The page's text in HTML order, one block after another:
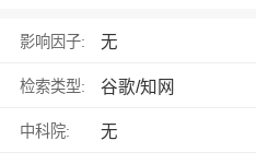
影响因子: 无
检索类型: 谷歌/知网
中科院: 无